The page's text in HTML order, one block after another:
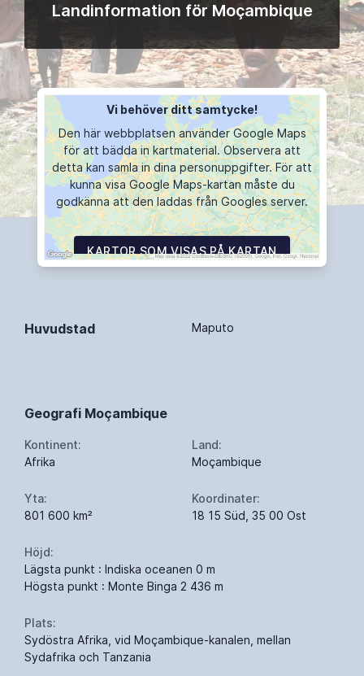
Landinformation för Moçambique
Vi behöver ditt samtycke!
Den här webbplatsen använder Google Maps
för att bädda in kartmaterial. Observera att
detta kan samla in dina personuppgifter. För att
kunna visa Google Maps-kartan måste du
godkänna att den laddas från Googles server.
KARTOR SOM VISAS PÅ KARTAN
Huvudstad Maputo
Geografi Moçambique
Kontinent:
Afrika
Land:
Moçambique
Yta:
801 600 km²
Koordinater:
18 15 Süd, 35 00 Ost
Höjd:
Lägsta punkt : Indiska oceanen 0 m
Högsta punkt : Monte Binga 2 436 m
Plats:
Sydöstra Afrika, vid Moçambique-kanalen, mellan
Sydafrika och Tanzania